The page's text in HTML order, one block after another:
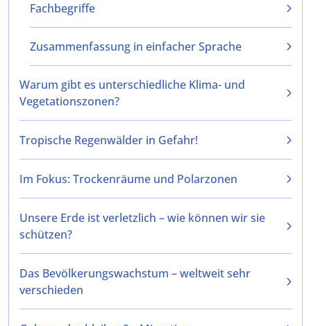
Fachbegriffe
Zusammenfassung in einfacher Sprache
Warum gibt es unterschiedliche Klima- und
Vegetationszonen?
Tropische Regenwälder in Gefahr!
Im Fokus: Trockenräume und Polarzonen
Unsere Erde ist verletzlich – wie können wir sie
schützen?
Das Bevölkerungswachstum – weltweit sehr
verschieden